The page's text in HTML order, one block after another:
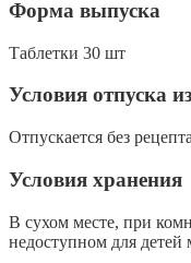
Форма выпуска
Таблетки 30 шт
Условия отпуска
Отпускается без рецепта
Условия хранения
В сухом месте, при
недоступном для детей